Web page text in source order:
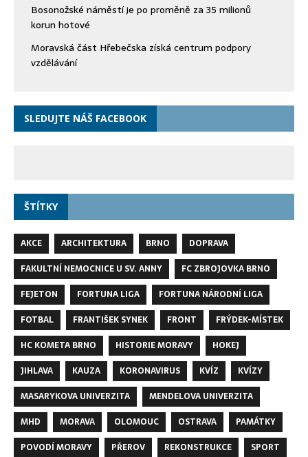
Bosonožské náměstí je po proměně za 35 milionů
korun hotové
Moravská část Hřebečska získá centrum podpory
vzdělávání
SLEDUJTE NÁŠ FACEBOOK
ŠTÍTKY
AKCE ARCHITEKTURA BRNO
DOPRAVA
FAKULTNÍ NEMOCNICE U SV. ANNY
FC ZBROJOVKA BRNO
FEJETON
FORTUNA LIGA
FORTUNA NÁRODNÍ LIGA
FOTBAL
FRANTIŠEK SYNEK FRONT
FRÝDEK-MÍSTEK
HC KOMETA BRNO
HISTORIE MORAVY
HOKEJ
JIHLAVA
KAUZA KORONAVIRUS KVÍZ
KVÍZY
MASARYKOVA UNIVERZITA
MENDELOVA UNIVERZITA
MHD
MORAVA OLOMOUC OSTRAVA
PAMÁTKY
POVODÍ MORAVY
PŘEROV REKONSTRUKCE
SPORT